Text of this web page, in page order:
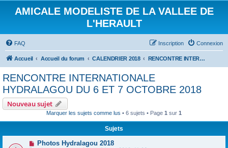
AMICALE MODELISTE DE LA VALLEE DE
L'HERAULT
FAQ Connexion
Inscription
Accueil Accueil du forum CALENDRIER 2018 RENCONTRE INTERNATIONALE HYDRALAGOU DU 6 ET 7 OCTOBRE 2018
RENCONTRE INTERNATIONALE
HYDRALAGOU DU 6 ET 7 OCTOBRE 2018
Nouveau sujet
Marquer les sujets comme lus • 6 sujets • Page 1 sur 1
Sujets
Photos Hydralagou 2018